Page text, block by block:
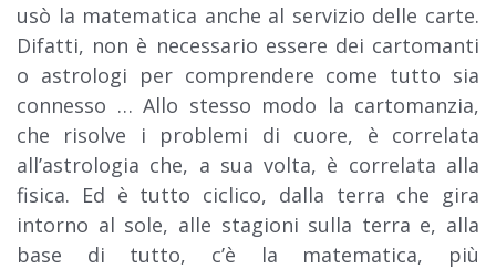
usò la matematica anche al servizio delle carte.
Difatti, non è necessario essere dei cartomanti
o astrologi per comprendere come tutto sia
connesso … Allo stesso modo la cartomanzia,
che risolve i problemi di cuore, è correlata
all’astrologia che, a sua volta, è correlata alla
fisica. Ed è tutto ciclico, dalla terra che gira
intorno al sole, alle stagioni sulla terra e, alla
base di tutto, c’è la matematica, più